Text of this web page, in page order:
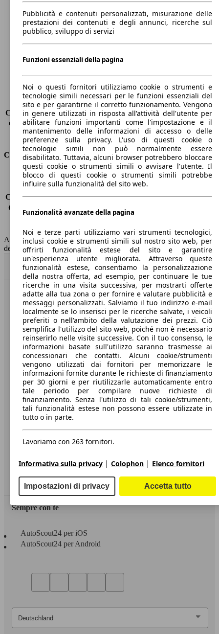
Lunghezza
4380 mm
Altezza
1610 mm
Larghezza
Peso massimo
2139 kg
Sedili
5
Carico sul tetto
-
Capacità di traino (senza freni) -
Capacità di traino (con freni)
2100 kg
Volume del bagagliaio
521 - 1810 l
Consumi
Emissioni di CO2*
130 g/km (komb.)
Consumo (urbano)
-
Consumo (extra-urbano) -
Consumo (combinato)*
4.9 l/100km
Capacità del serbatoio
55 l
AutoScout24 non si assume alcuna responsabilità per la correttezza
dei dati.
Torna su
Benvenuti su AutoScout24, il mercato auto europeo.
Società
A proposito di AutoScout24
Stampa
Media
Condizioni generali
Informazioni
Privacy
Dichiarazione di Accessibilità
Servizi
Area rivenditori
Sempre con te
AutoScout24 per iOS
AutoScout24 per Android
Pubblicità e contenuti personalizzati, misurazione delle
prestazioni dei contenuti e degli annunci, ricerche sul
pubblico, sviluppo di servizi
Funzioni essenziali della pagina
Noi o questi fornitori utilizziamo cookie o strumenti e
tecnologie simili necessari per le funzioni essenziali del
sito e per garantirne il corretto funzionamento. Vengono
in genere utilizzati in risposta all'attività dell'utente per
abilitare funzioni importanti come l'impostazione e il
mantenimento delle informazioni di accesso o delle
preferenze sulla privacy. L'uso di questi cookie o
tecnologie simili non può normalmente essere
disabilitato. Tuttavia, alcuni browser potrebbero bloccare
questi cookie o strumenti simili o avvisare l'utente. Il
blocco di questi cookie o strumenti simili potrebbe
influire sulla funzionalità del sito web.
Funzionalità avanzate della pagina
Noi e terze parti utilizziamo vari strumenti tecnologici,
inclusi cookie e strumenti simili sul nostro sito web, per
offrirti funzionalità estese del sito e garantire
un'esperienza utente migliorata. Attraverso queste
funzionalità estese, consentiamo la personalizzazione
della nostra offerta, ad esempio, per continuare le tue
ricerche in una visita successiva, per mostrarti offerte
adatte alla tua zona o per fornire e valutare pubblicità e
messaggi personalizzati. Salviamo il tuo indirizzo e-mail
localmente se lo inserisci per le ricerche salvate, i veicoli
preferiti o nell'ambito della valutazione dei prezzi. Ciò
semplifica l'utilizzo del sito web, poiché non è necessario
reinserirlo nelle visite successive. Con il tuo consenso, le
informazioni basate sull'utilizzo saranno trasmesse ai
concessionari che contatti. Alcuni cookie/strumenti
vengono utilizzati dai fornitori per memorizzare le
informazioni fornite durante le richieste di finanziamento
per 30 giorni e per riutilizzarle automaticamente entro
tale periodo per compilare nuove richieste di
finanziamento. Senza l'utilizzo di tali cookie/strumenti,
tali funzionalità estese non possono essere utilizzate in
tutto o in parte.
Lavoriamo con 263 fornitori.
Informativa sulla privacy | Colophon | Elenco fornitori
Impostazioni di privacy Accetta tutto